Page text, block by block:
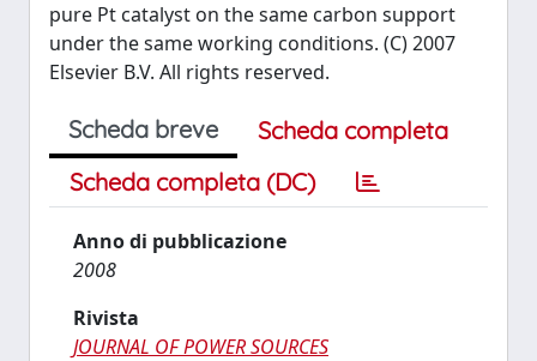
pure Pt catalyst on the same carbon support
under the same working conditions. (C) 2007
Elsevier B.V. All rights reserved.
Scheda breve
Scheda completa
Scheda completa (DC)
Anno di pubblicazione
2008
Rivista
JOURNAL OF POWER SOURCES